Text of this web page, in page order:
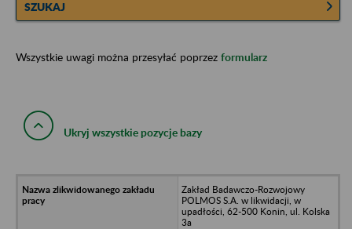
SZUKAJ
Wszystkie uwagi można przesyłać poprzez formularz
Ukryj wszystkie pozycje bazy
Zakład Badawczo-Rozwojowy
POLMOS S.A. w likwidacji, w
upadłości, 62-500 Konin, ul. Kolska
3a